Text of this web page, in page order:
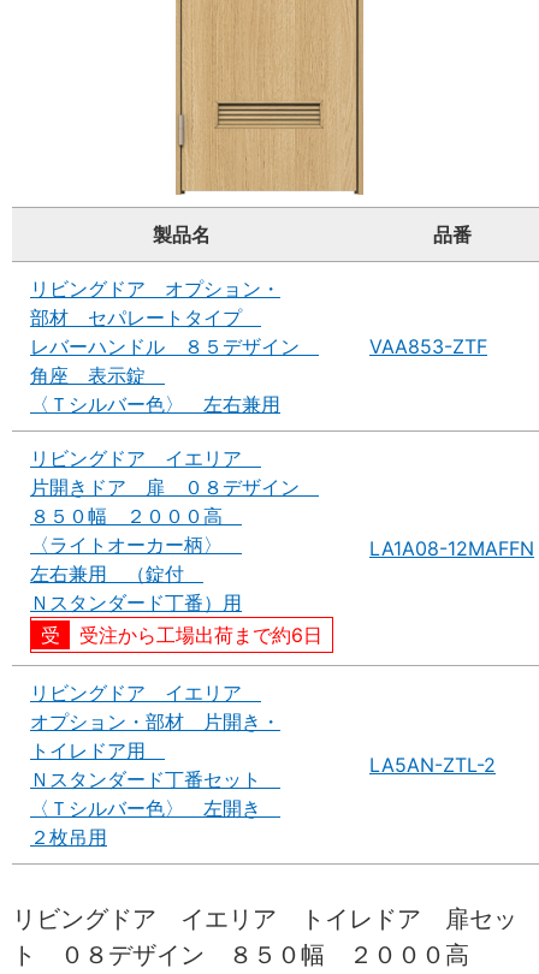
製品名 品番
リビングドア オプション・
部材 セパレートタイプ
レバーハンドル ８５デザイン
角座 表示錠
〈Ｔシルバー色〉 左右兼用
VAA853-ZTF
リビングドア イエリア
片開きドア 扉 ０８デザイン
８５０幅 ２０００高
〈ライトオーカー柄〉
左右兼用 （錠付
Ｎスタンダード丁番）用
受注から工場出荷まで約6日
LA1A08-12MAFFN
リビングドア イエリア
オプション・部材 片開き・
トイレドア用
Ｎスタンダード丁番セット
〈Ｔシルバー色〉 左開き
２枚吊用
LA5AN-ZTL-2
リビングドア イエリア トイレドア 扉セッ
ト ０８デザイン ８５０幅 ２０００高